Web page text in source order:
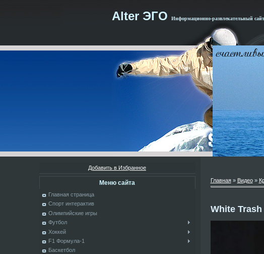
Alter ЭГО Информационно-развлекательный
Добавить в Избранное
Меню сайта
Главная страница
Спорт интерактив
Олимпийские игры
Футбол
Хоккей
F1 Формула-1
Баскетбол
Главная» Видео»
White